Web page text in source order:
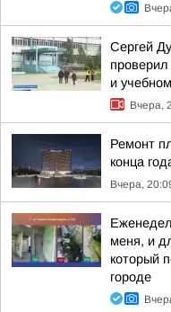
Сергей
проверил
и
Вчера,
Ремонт
конца
Вчера,
меня, и
который
городе